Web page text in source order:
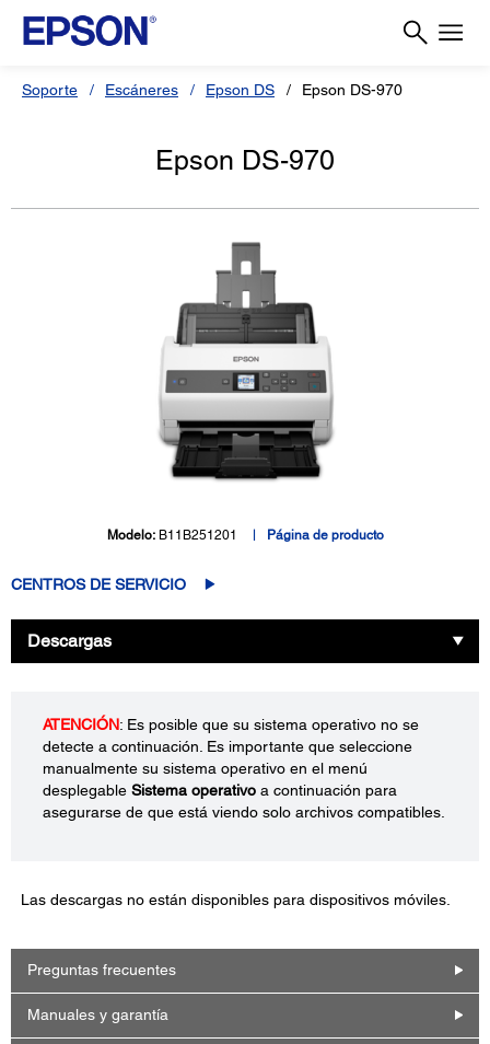
Soporte Escáneres Epson DS Epson DS-970
Epson DS-970
Modelo: B11B251201 Página de producto
CENTROS DE SERVICIO
Descargas
ATENCIÓN: Es posible que su sistema operativo no se
detecte a continuación. Es importante que seleccione
manualmente su sistema operativo en el menú
desplegable Sistema operativo a continuación para
asegurarse de que está viendo solo archivos compatibles.
Las descargas no están disponibles para dispositivos móviles.
Preguntas frecuentes
Manuales y garantía